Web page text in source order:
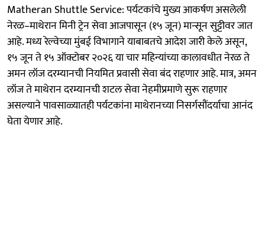
Matheran Shuttle Service: पर्यटकांचे मुख्य आकर्षण असलेली
नेरळ–माथेरान मिनी ट्रेन सेवा आजपासून (१५ जून) मान्सून सुट्टीवर जात
आहे. मध्य रेल्वेच्या मुंबई विभागाने याबाबतचे आदेश जारी केले असून,
१५ जून ते १५ ऑक्टोबर २०२६ या चार महिन्यांच्या कालावधीत नेरळ ते
अमन लॉज दरम्यानची नियमित प्रवासी सेवा बंद राहणार आहे. मात्र, अमन
लॉज ते माथेरान दरम्यानची शटल सेवा नेहमीप्रमाणे सुरू राहणार
असल्याने पावसाळ्यातही पर्यटकांना माथेरानच्या निसर्गसौंदर्याचा आनंद
घेता येणार आहे.